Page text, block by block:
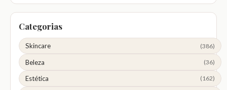
Categorias
Skincare (386)
Beleza (36)
Estética (162)